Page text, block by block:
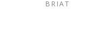
BRIAT